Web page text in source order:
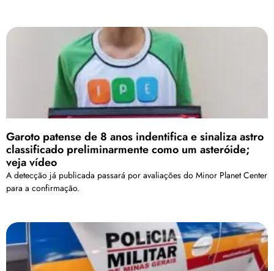
Garoto patense de 8 anos indentifica e sinaliza astro
classificado preliminarmente como um asteróide;
veja vídeo
A detecção já publicada passará por avaliações do Minor Planet Center
para a confirmação.